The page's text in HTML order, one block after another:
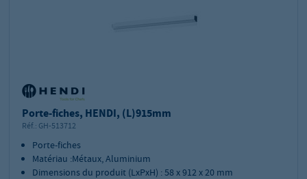
Porte-fiches, HENDI, (L)915mm
Réf.: GH-513712
Porte-fiches
Matériau :Métaux, Aluminium
Dimensions du produit (LxPxH) : 58 x 912 x 20 mm